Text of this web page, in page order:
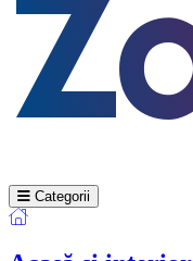
Categorii